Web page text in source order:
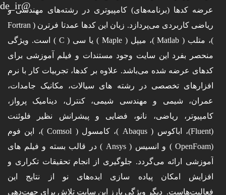
عرضه کدها (برنامه‌های) کامپیوتری در رشته‌های مهندسی و
ریاضی کاربردی می‌پردازد. زبان این کدها عمدتا فرترن ( Fortran
)، متلب ( Matlab )، میپل ( Maple ) یا سی ( C ) است. ویژگی
منحصر بفرد این سایت وجود مستندات و فیلم آموزشی برای
کدهای عرضه شده می‌باشد. علاوه بر کدها، تجربیات کار با نرم
افزارهای تخصصی در رشته های سیالات، مکانیک جامدات،
عمران، شیمی و مهندسی شیمی، کنترل، دینامیک پرواز،
کامپیوتر، ریاضی، نانو، فضایی و پیشرانش نظیر فلوئنت
(Fluent)، اباکوس ( Abaqus )، کامسول ( Comsol )، اپن فوم
(OpenFoam ) و انسیس ( Ansys ) در قالب بسته‌ و فیلم های
آموزشی ارائه می‌گردد. جلوگیری از انجام تحقیقات تکراری و
افزایش امکان پیاده سازی ایده‌های نو از نتایج این
فعالیت‌هاست. دیگر ویژگی بارز این سایت تلاش برای جهت‌دهی